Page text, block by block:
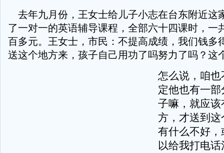
去年九月份，王女士给儿子小志在台东附近这
了一对一的英语辅导课程，全部六十四课时，一
百多元。王女士，市民：不提高成绩，我们钱多
送这个地方来，孩子自己用功了吗努力了吗？这
怎么说，咱
定他也有一
子嘛，就应
方，才送到
有什么不好
以给我打电